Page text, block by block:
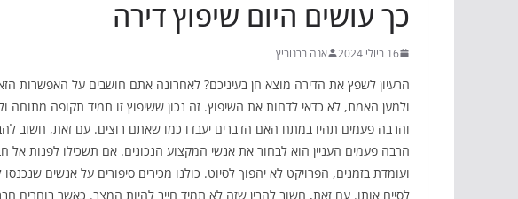
כך עושים היום שיפוץ דירה
16 ביולי 2024 אנה ברנוביץ
הרעיון לשפץ את הדירה מוצא חן בעיניכם? לאחרונה אתם חושבים על האפשרות
ולמען האמת, לא כדאי לדחות את השיפוץ. זה נכון ששיפוץ זו תמיד תקופה מתוחה
והרבה פעמים תהיו במתח האם הדברים יעבדו כמו שאתם רוצים. עם זאת, חשוב
הרבה פעמים העניין הוא לבחור את אנשי המקצוע הנכונים. אם תשכילו לפנות אל
ועומדת בזמנים, הפרויקט לא יהפוך לסיוט. כולנו מכירים סיפורים על אנשים
לסיים אותו. עם זאת, חשוב להבין שזה לא תמיד חייב להיות המצב. כאשר בוחרים